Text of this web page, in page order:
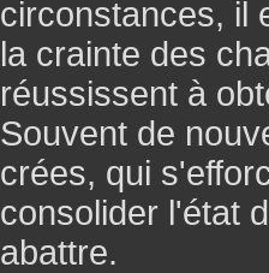
circonstances, il
la crainte des
réussissent à
Souvent de
crées, qui
consolider l'état
abattre.